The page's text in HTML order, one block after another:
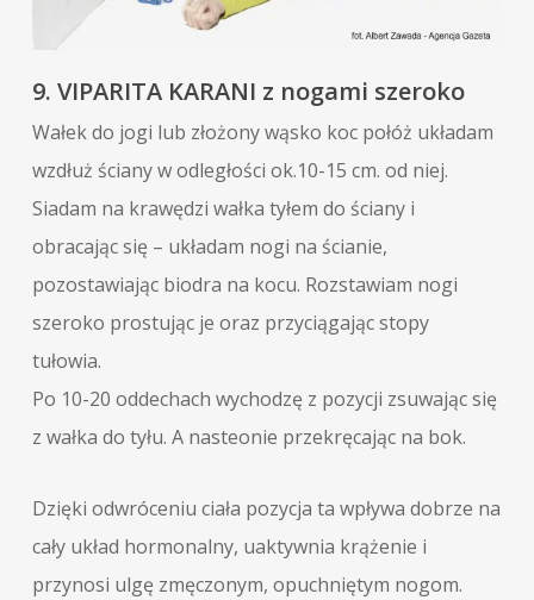
9. VIPARITA KARANI z nogami szeroko
Wałek do jogi lub złożony wąsko koc połóż układam
wzdłuż ściany w odległości ok.10-15 cm. od niej.
Siadam na krawędzi wałka tyłem do ściany i
obracając się – układam nogi na ścianie,
pozostawiając biodra na kocu. Rozstawiam nogi
szeroko prostując je oraz przyciągając stopy
tułowia.
Po 10-20 oddechach wychodzę z pozycji zsuwając się
z wałka do tyłu. A nasteonie przekręcając na bok.
Dzięki odwróceniu ciała pozycja ta wpływa dobrze na
cały układ hormonalny, uaktywnia krążenie i
przynosi ulgę zmęczonym, opuchniętym nogom.